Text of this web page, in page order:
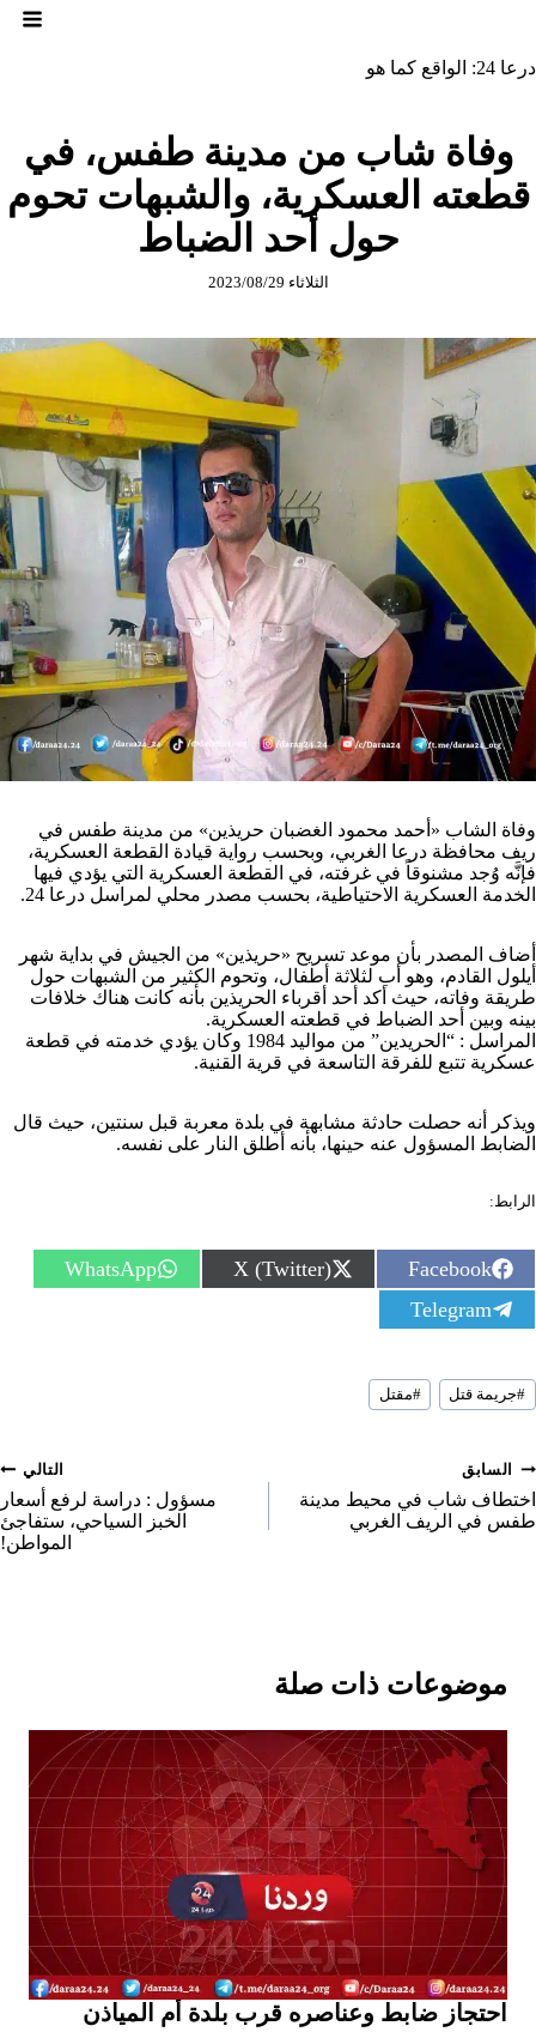
درعا 24: الواقع كما هو
وفاة شاب من مدينة طفس، في
قطعته العسكرية، والشبهات تحوم
حول أحد الضباط
الثلاثاء 2023/08/29
وفاة الشاب «أحمد محمود الغضبان حريذين» من مدينة طفس في
ريف محافظة درعا الغربي، وبحسب رواية قيادة القطعة العسكرية،
فإنَّه وُجد مشنوقاً في غرفته، في القطعة العسكرية التي يؤدي فيها
الخدمة العسكرية الاحتياطية، بحسب مصدر محلي لمراسل درعا 24.
أضاف المصدر بأن موعد تسريح «حريذين» من الجيش في بداية شهر
أيلول القادم، وهو أب لثلاثة أطفال، وتحوم الكثير من الشبهات حول
طريقة وفاته، حيث أكد أحد أقرباء الحريذين بأنه كانت هناك خلافات
بينه وبين أحد الضباط في قطعته العسكرية.
المراسل : “الحريدين” من مواليد 1984 وكان يؤدي خدمته في قطعة
عسكرية تتبع للفرقة التاسعة في قرية القنية.
ويذكر أنه حصلت حادثة مشابهة في بلدة معربة قبل سنتين، حيث قال
الضابط المسؤول عنه حينها، بأنه أطلق النار على نفسه.
الرابط:
S
h
a
r
o
n
Facebook
S
h
X (Twitter)
S
h
WhatsApp
S
h
r
e
o
Telegram
وسوم
المقال:
#جريمة قتل #مقتل
تصفّح
المقالات
السابق
اختطاف شاب في محيط مدينة
طفس في الريف الغربي
التالي
مسؤول : دراسة لرفع أسعار
الخبز السياحي، ستفاجئ
المواطن!
موضوعات ذات صلة
احتجاز ضابط وعناصره قرب بلدة أم المياذن